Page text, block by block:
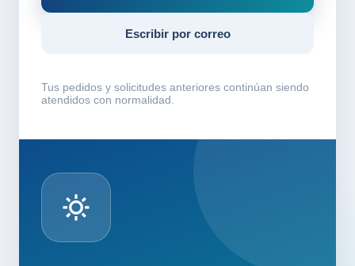
Escribir por correo
Tus pedidos y solicitudes anteriores continúan siendo
atendidos con normalidad.